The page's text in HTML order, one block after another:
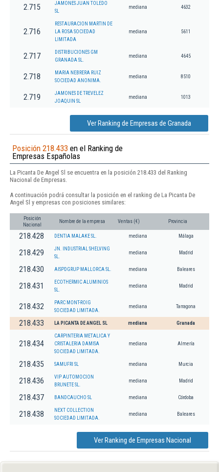
2.715
JAMONES JUAN TOLEDO
SL
mediana 4632
2.716
RESTAURACION MARTIN DE
LA ROSA SOCIEDAD
LIMITADA
mediana 5611
2.717
DISTRIBUCIONES GM
GRANADA SL.
mediana 4645
2.718
MARIA NEBRERA RUIZ
SOCIEDAD ANONIMA.
mediana 8510
2.719
JAMONES DE TREVELEZ
JOAQUIN SL
mediana 1013
Ver Ranking de Empresas de Granada
Posición 218.433 en el Ranking de
Empresas Españolas
La Picanta De Angel Sl se encuentra en la posición 218.433 del Ranking
Nacional de Empresas.
A continuación podrá consultar la posición en el ranking de La Picanta De
Angel Sl y empresas con posiciones similares:
Posición
Nacional
Nombre de la empresa Ventas (€) Provincia
218.428 DENTIA MALAKE SL. mediana Málaga
218.429
JN. INDUSTRIAL SHELVING
SL.
mediana Madrid
218.430 AISPDGRUP MALLORCA SL. mediana Baleares
218.431
ECOTHERMIC ALUMINIOS
SL.
mediana Madrid
218.432
PARC MONT-ROIG
SOCIEDAD LIMITADA.
mediana Tarragona
218.433 LA PICANTA DE ANGEL SL mediana Granada
218.434
CARPINTERIA METALICA Y
CRISTALERIA DAMISA
SOCIEDAD LIMITADA.
mediana Almería
218.435 SAMUFRI SL mediana Murcia
218.436
VIP AUTOMOCION
BRUNETE SL.
mediana Madrid
218.437 BANDCAUCHO SL mediana Córdoba
218.438
NEXT COLLECTION
SOCIEDAD LIMITADA.
mediana Baleares
Ver Ranking de Empresas Nacional